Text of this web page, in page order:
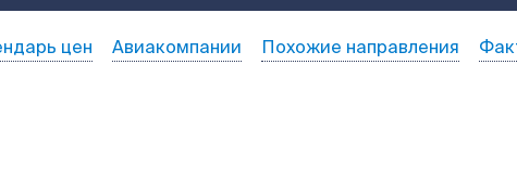
цен Авиакомпании Похожие направления